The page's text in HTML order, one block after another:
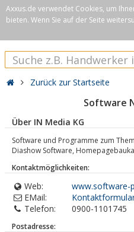
Axxus.de verwendet Cookies, um
bieten. Wenn Sie auf der Seite
Zurück zur Startseite
Software
Über IN Media KG
Software und Programme zum
Diashow Software,
Kontaktmöglichkeiten:
Web:
www.software-
EMail:
Telefon:
0900-1101745
Postadresse: